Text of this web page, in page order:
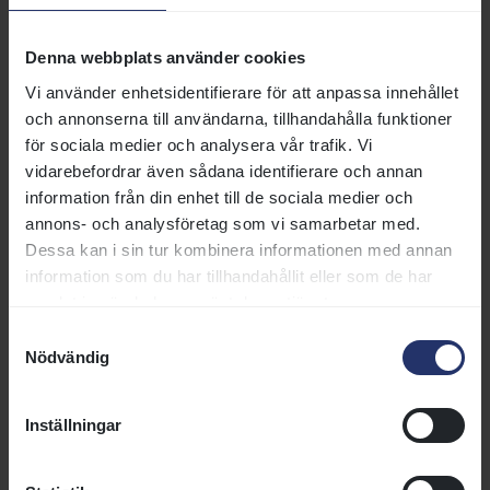
Denna webbplats använder cookies
Vi använder enhetsidentifierare för att anpassa innehållet
och annonserna till användarna, tillhandahålla funktioner
för sociala medier och analysera vår trafik. Vi
vidarebefordrar även sådana identifierare och annan
information från din enhet till de sociala medier och
annons- och analysföretag som vi samarbetar med.
Dessa kan i sin tur kombinera informationen med annan
information som du har tillhandahållit eller som de har
Nödvändig
Inställningar
3 JUN
Lunchgalopp
utanför fönstret kan du följa dagens sex lopp. Du kan
följa spänningen antingen direkt på plats eller hemifrån
12:00